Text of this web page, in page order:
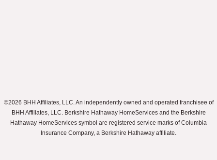
©2026 BHH Affiliates, LLC. An independently owned and operated franchisee of
BHH Affiliates, LLC. Berkshire Hathaway HomeServices and the Berkshire
Hathaway HomeServices symbol are registered service marks of Columbia
Insurance Company, a Berkshire Hathaway affiliate.